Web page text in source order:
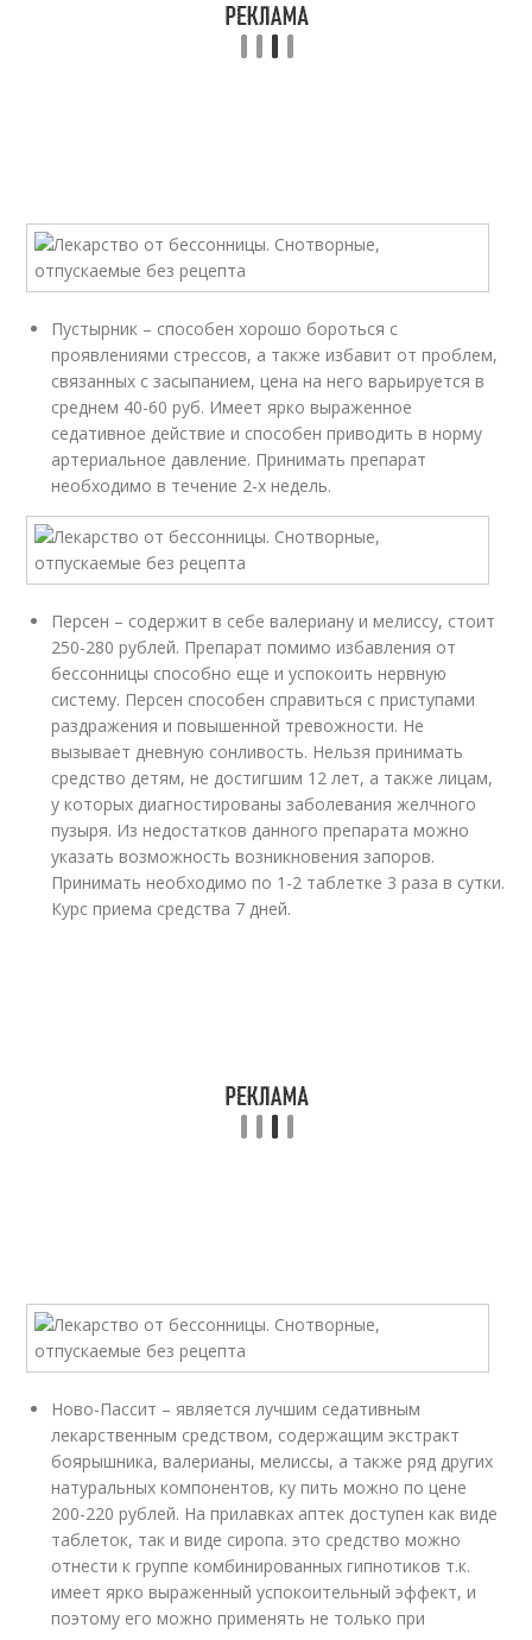
Пустырник – способен хорошо бороться с
проявлениями стрессов, а также избавит от проблем,
связанных с засыпанием, цена на него варьируется в
среднем 40-60 руб. Имеет ярко выраженное
седативное действие и способен приводить в норму
артериальное давление. Принимать препарат
необходимо в течение 2-х недель.
Персен – содержит в себе валериану и мелиссу, стоит
250-280 рублей. Препарат помимо избавления от
бессонницы способно еще и успокоить нервную
систему. Персен способен справиться с приступами
раздражения и повышенной тревожности. Не
вызывает дневную сонливость. Нельзя принимать
средство детям, не достигшим 12 лет, а также лицам,
у которых диагностированы заболевания желчного
пузыря. Из недостатков данного препарата можно
указать возможность возникновения запоров.
Принимать необходимо по 1-2 таблетке 3 раза в сутки.
Курс приема средства 7 дней.
Ново-Пассит – является лучшим седативным
лекарственным средством, содержащим экстракт
боярышника, валерианы, мелиссы, а также ряд других
натуральных компонентов, ку пить можно по цене
200-220 рублей. На прилавках аптек доступен как виде
таблеток, так и виде сиропа. это средство можно
отнести к группе комбинированных гипнотиков т.к.
имеет ярко выраженный успокоительный эффект, и
поэтому его можно применять не только при